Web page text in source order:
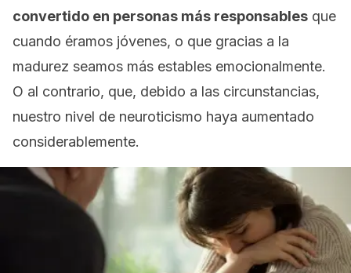
convertido en personas más responsables que
cuando éramos jóvenes, o que gracias a la
madurez seamos más estables emocionalmente.
O al contrario, que, debido a las circunstancias,
nuestro nivel de neuroticismo haya aumentado
considerablemente.